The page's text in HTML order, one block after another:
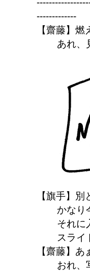
-------------
【齋藤】
あれ、
【旗手】別
かなり
それに
スライ
【齋藤】
おれ、